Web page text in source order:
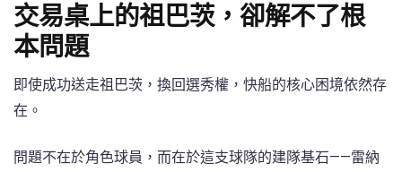
交易桌上的祖巴茨，卻解不了根
本問題
即使成功送走祖巴茨，換回選秀權，快船的核心困境依然存
在。
問題不在於角色球員，而在於這支球隊的建隊基石——雷納